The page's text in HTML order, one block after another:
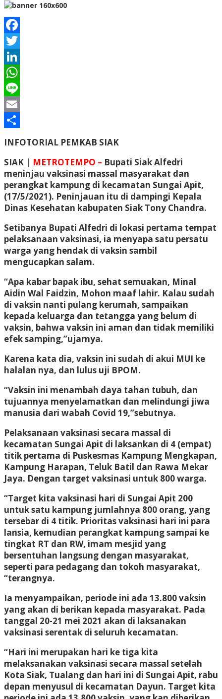
Facebook
Twitter
LinkedIn
WhatsApp
Line
Email
INFOTORIAL PEMKAB SIAK
SIAK | METROTEMPO – Bupati Siak Alfedri
meninjau vaksinasi massal masyarakat dan
perangkat kampung di kecamatan Sungai Apit,
(17/5/2021). Peninjauan itu di dampingi Kepala
Dinas Kesehatan kabupaten Siak Tony Chandra.
Setibanya Bupati Alfedri di lokasi pertama tempat
pelaksanaan vaksinasi, ia menyapa satu persatu
warga yang hendak di vaksin sambil
mengucapkan salam.
“Apa kabar bapak ibu, sehat semuakan, Minal
Aidin Wal Faidzin, Mohon maaf lahir. Kalau sudah
di vaksin nanti pulang kerumah, sampaikan
kepada keluarga dan tetangga yang belum di
vaksin, bahwa vaksin ini aman dan tidak memiliki
efek samping,”ujarnya.
Karena kata dia, vaksin ini sudah di akui MUI ke
halalan nya, dan lulus uji BPOM.
“Vaksin ini menambah daya tahan tubuh, dan
tujuannya menyelamatkan dan melindungi jiwa
manusia dari wabah Covid 19,”sebutnya.
Pelaksanaan vaksinasi secara massal di
kecamatan Sungai Apit di laksankan di 4 (empat)
titik pertama di Puskesmas Kampung Mengkapan,
Kampung Harapan, Teluk Batil dan Rawa Mekar
Jaya. Dengan target vaksinasi untuk 800 warga.
“Target kita vaksinasi hari di Sungai Apit 200
untuk satu kampung jumlahnya 800 orang, yang
tersebar di 4 titik. Prioritas vaksinasi hari ini para
lansia, kemudian perangkat kampung sampai ke
tingkat RT dan RW, imam mesjid yang
bersentuhan langsung dengan masyarakat,
seperti para pedagang dan tokoh masyarakat,
“terangnya.
Ia menyampaikan, periode ini ada 13.800 vaksin
yang akan di berikan kepada masyarakat. Pada
tanggal 20-21 mei 2021 akan di laksanakan
vaksinasi serentak di seluruh kecamatan.
“Hari ini merupakan hari ke tiga kita
melaksanakan vaksinasi secara massal setelah
Kota Siak, Tualang dan hari ini di Sungai Apit, rabu
depan menyusul di kecamatan Dayun. Target kita